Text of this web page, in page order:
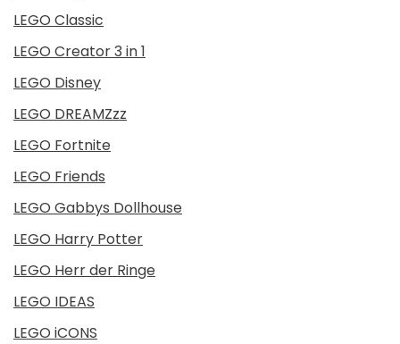
LEGO Classic
LEGO Creator 3 in 1
LEGO Disney
LEGO DREAMZzz
LEGO Fortnite
LEGO Friends
LEGO Gabbys Dollhouse
LEGO Harry Potter
LEGO Herr der Ringe
LEGO IDEAS
LEGO iCONS